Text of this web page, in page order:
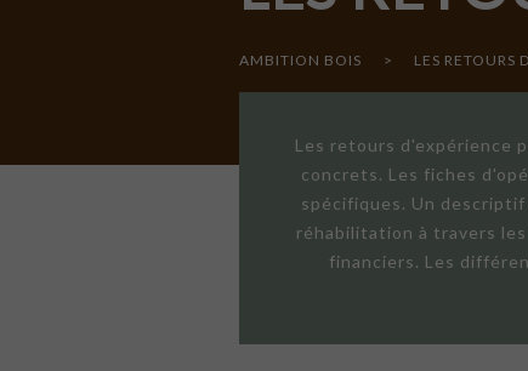
AMBITION BOIS > LES RETOURS
Les retours d'expérience
concrets. Les fiches
spécifiques. Un
réhabilitation à travers
financiers. Les
ISOLATION